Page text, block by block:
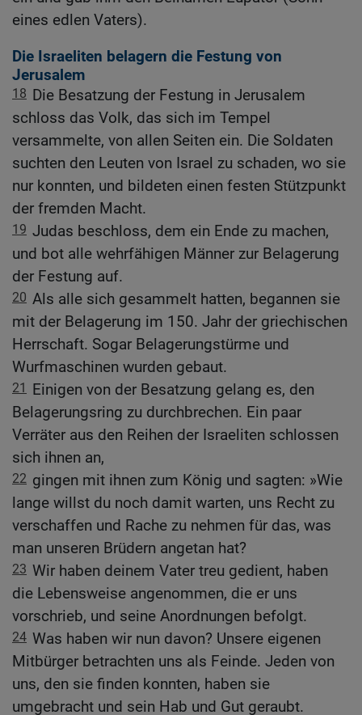
eines edlen Vaters).
Die Israeliten belagern die Festung von
Jerusalem
18 Die Besatzung der Festung in Jerusalem
schloss das Volk, das sich im Tempel
versammelte, von allen Seiten ein. Die Soldaten
suchten den Leuten von Israel zu schaden, wo sie
nur konnten, und bildeten einen festen Stützpunkt
der fremden Macht.
19 Judas beschloss, dem ein Ende zu machen,
und bot alle wehrfähigen Männer zur Belagerung
der Festung auf.
20 Als alle sich gesammelt hatten, begannen sie
mit der Belagerung im 150. Jahr der griechischen
Herrschaft. Sogar Belagerungstürme und
Wurfmaschinen wurden gebaut.
21
Einigen von der Besatzung gelang es, den
Belagerungsring zu durchbrechen. Ein paar
Verräter aus den Reihen der Israeliten schlossen
sich ihnen an,
22 gingen mit ihnen zum König und sagten: »Wie
lange willst du noch damit warten, uns Recht zu
verschaffen und Rache zu nehmen für das, was
man unseren Brüdern angetan hat?
23 Wir haben deinem Vater treu gedient, haben
die Lebensweise angenommen, die er uns
vorschrieb, und seine Anordnungen befolgt.
24 Was haben wir nun davon? Unsere eigenen
Mitbürger betrachten uns als Feinde. Jeden von
uns, den sie finden konnten, haben sie
umgebracht und sein Hab und Gut geraubt.